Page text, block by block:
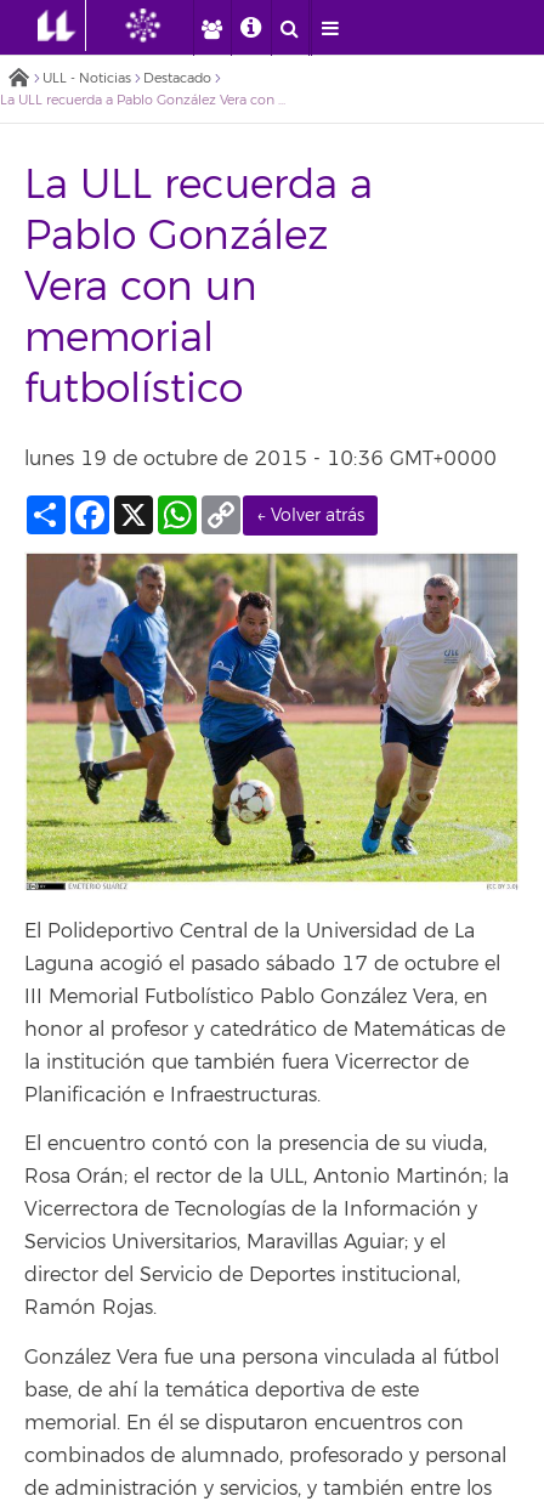
ULL - Noticias
Destacado
La ULL recuerda a Pablo González Vera con un memorial futbolístico
La ULL recuerda a
Pablo González
Vera con un
memorial
futbolístico
lunes 19 de octubre de 2015 - 10:36 GMT+0000
← Volver atrás
Compartir
Facebook
X WhatsApp
Copy
Link
El Polideportivo Central de la Universidad de La
Laguna acogió el pasado sábado 17 de octubre el
III Memorial Futbolístico Pablo González Vera, en
honor al profesor y catedrático de Matemáticas de
la institución que también fuera Vicerrector de
Planificación e Infraestructuras.
El encuentro contó con la presencia de su viuda,
Rosa Orán; el rector de la ULL, Antonio Martinón; la
Vicerrectora de Tecnologías de la Información y
Servicios Universitarios, Maravillas Aguiar; y el
director del Servicio de Deportes institucional,
Ramón Rojas.
González Vera fue una persona vinculada al fútbol
base, de ahí la temática deportiva de este
memorial. En él se disputaron encuentros con
combinados de alumnado, profesorado y personal
de administración y servicios, y también entre los